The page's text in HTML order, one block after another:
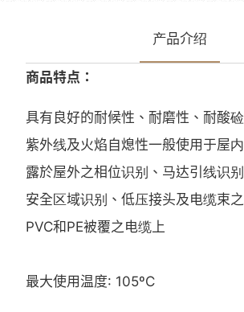
产品介绍
商品特点：
具有良好的耐候性、耐磨性、耐酸
紫外线及火焰自熄性一般使用于屋
露於屋外之相位识别、马达引线识
安全区域识别、低压接头及电缆束
PVC和PE被覆之电缆上
最大使用温度: 105ºC